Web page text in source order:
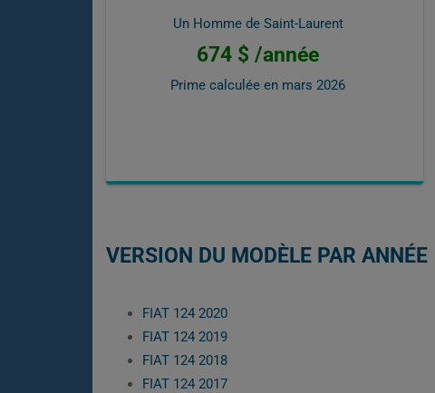
Un Homme de Saint-Laurent
674 $ /année
Prime calculée en mars 2026
VERSION DU MODÈLE PAR ANNÉE
FIAT 124 2020
FIAT 124 2019
FIAT 124 2018
FIAT 124 2017